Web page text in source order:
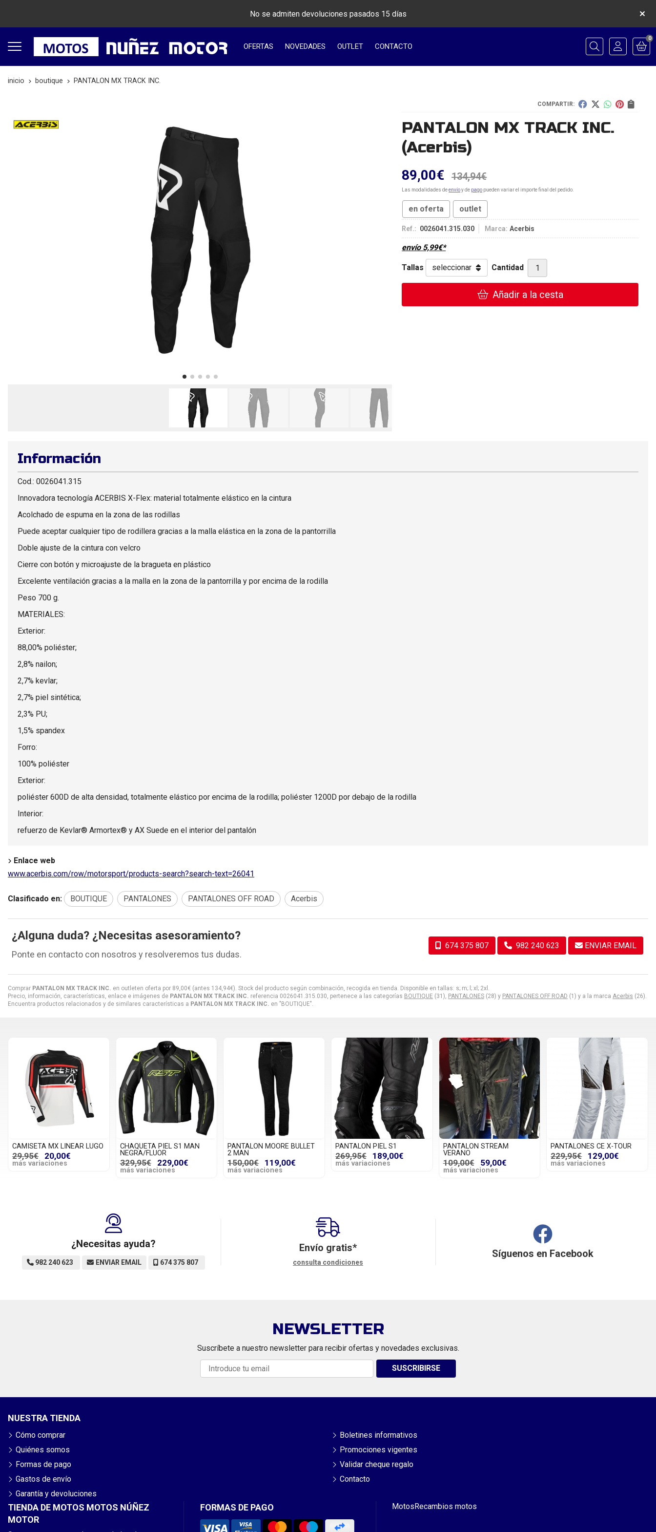
No se admiten devoluciones pasados 15 días
OFERTAS NOVEDADES OUTLET CONTACTO Buscar
0
inicio boutique PANTALON MX TRACK INC.
COMPARTIR:
PANTALON MX TRACK INC.
(Acerbis)
89,00€ 134,94€
Las modalidades deenvíoy de pago pueden variar el importe final del pedido.
en oferta outlet
Ref.: 0026041.315.030 Marca: Acerbis
envío 5,99€*
Tallas Cantidad
Añadir a la cesta
Comprar PANTALON MX TRACK INC. en outleten oferta por 89,00€ (antes 134,94€). Stock del producto según combinación, recogida en tienda. Disponible en tallas: s; m; l; xl; 2xl.
Precio, información, características, enlace e imágenes de PANTALON MX TRACK INC. referencia 0026041.315.030, pertenece a las categorías BOUTIQUE (31), PANTALONES (28) y PANTALONES OFF ROAD (1) y a la marca Acerbis (26).
Encuentra productos relacionados y de similares características a PANTALON MX TRACK INC. en "BOUTIQUE".
Información
Cod.: 0026041.315
Innovadora tecnología ACERBIS X-Flex: material totalmente elástico en la cintura
Acolchado de espuma en la zona de las rodillas
Puede aceptar cualquier tipo de rodillera gracias a la malla elástica en la zona de la pantorrilla
Doble ajuste de la cintura con velcro
Cierre con botón y microajuste de la bragueta en plástico
Excelente ventilación gracias a la malla en la zona de la pantorrilla y por encima de la rodilla
Peso 700 g.
MATERIALES:
Exterior:
88,00% poliéster;
2,8% nailon;
2,7% kevlar;
2,7% piel sintética;
2,3% PU;
1,5% spandex
Forro:
100% poliéster
Exterior:
poliéster 600D de alta densidad, totalmente elástico por encima de la rodilla; poliéster 1200D por debajo de la rodilla
Interior:
refuerzo de Kevlar® Armortex® y AX Suede en el interior del pantalón
Enlace web
www.acerbis.com/row/motorsport/products-search?search-text=26041
Clasificado en: BOUTIQUE PANTALONES PANTALONES OFF ROAD Acerbis
¿Alguna duda? ¿Necesitas asesoramiento?
Ponte en contacto con nosotros y resolveremos tus dudas.
674 375 807 982 240 623 ENVIAR EMAIL
CAMISETA MX LINEAR LUGO
29,95€ 20,00€
más variaciones
CHAQUETA PIEL S1 MAN
NEGRA/FLUOR
329,95€ 229,00€
más variaciones
PANTALON MOORE BULLET
2 MAN
150,00€ 119,00€
más variaciones
PANTALON PIEL S1
269,95€ 189,00€
más variaciones
PANTALON STREAM
VERANO
109,00€ 59,00€
más variaciones
PANTALONES CE X-TOUR
229,95€ 129,00€
más variaciones
¿Necesitas ayuda?
982 240 623 ENVIAR EMAIL 674 375 807
Envío gratis*
consulta condiciones
Síguenos en Facebook
NEWSLETTER
Suscríbete a nuestro newsletter para recibir ofertas y novedades exclusivas.
SUSCRIBIRSE
TIENDA DE MOTOS MOTOS NÚÑEZ
MOTOR
FORMAS DE PAGO
NUESTRA TIENDA
Cómo comprar
Quiénes somos
Formas de pago
Gastos de envío
Garantía y devoluciones
Boletines informativos
Promociones vigentes
Validar cheque regalo
Contacto
MotosRecambios motos